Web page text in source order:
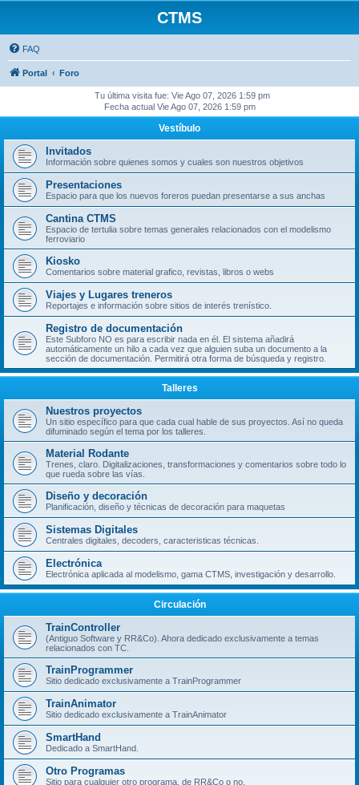
CTMS
FAQ
Portal Foro
Tu última visita fue: Vie Ago 07, 2026 1:59 pm
Fecha actual Vie Ago 07, 2026 1:59 pm
Vestíbulo
Invitados
Información sobre quienes somos y cuales son nuestros objetivos
Presentaciones
Espacio para que los nuevos foreros puedan presentarse a sus anchas
Cantina CTMS
Espacio de tertulia sobre temas generales relacionados con el modelismo
ferroviario
Kiosko
Comentarios sobre material grafico, revistas, libros o webs
Viajes y Lugares treneros
Reportajes e información sobre sitios de interés trenístico.
Registro de documentación
Este Subforo NO es para escribir nada en él. El sistema añadirá
automáticamente un hilo a cada vez que alguien suba un documento a la
sección de documentación. Permitirá otra forma de búsqueda y registro.
Talleres
Nuestros proyectos
Un sitio específico para que cada cual hable de sus proyectos. Así no queda
difuminado según el tema por los talleres.
Material Rodante
Trenes, claro. Digitalizaciones, transformaciones y comentarios sobre todo lo
que rueda sobre las vías.
Diseño y decoración
Planificación, diseño y técnicas de decoración para maquetas
Sistemas Digitales
Centrales digitales, decoders, caracteristicas técnicas.
Electrónica
Electrónica aplicada al modelismo, gama CTMS, investigación y desarrollo.
Circulación
TrainController
(Antiguo Software y RR&Co). Ahora dedicado exclusivamente a temas
relacionados con TC.
TrainProgrammer
Sitio dedicado exclusivamente a TrainProgrammer
TrainAnimator
Sitio dedicado exclusivamente a TrainAnimator
SmartHand
Dedicado a SmartHand.
Otro Programas
Sitio para cualquier otro programa, de RR&Co o no.